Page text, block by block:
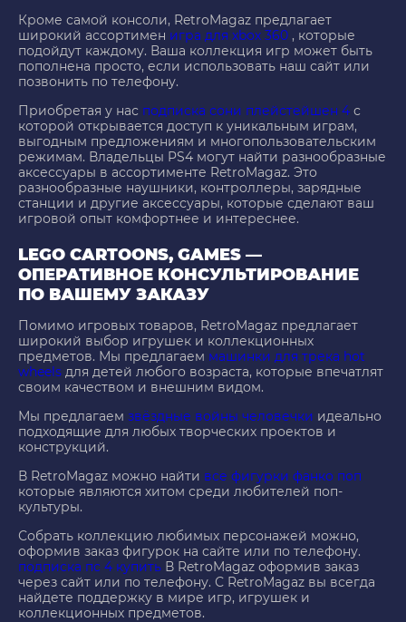
Кроме самой консоли, RetroMagaz предлагает
широкий ассортимен игра для xbox 360 , которые
подойдут каждому. Ваша коллекция игр может быть
пополнена просто, если использовать наш сайт или
позвонить по телефону.
Приобретая у нас подписка сони плейстейшен 4 с
которой открывается доступ к уникальным играм,
выгодным предложениям и многопользовательским
режимам. Владельцы PS4 могут найти разнообразные
аксессуары в ассортименте RetroMagaz. Это
разнообразные наушники, контроллеры, зарядные
станции и другие аксессуары, которые сделают ваш
игровой опыт комфортнее и интереснее.
LEGO CARTOONS, GAMES —
ОПЕРАТИВНОЕ КОНСУЛЬТИРОВАНИЕ
ПО ВАШЕМУ ЗАКАЗУ
Помимо игровых товаров, RetroMagaz предлагает
широкий выбор игрушек и коллекционных
предметов. Мы предлагаем машинки для трека hot
wheels для детей любого возраста, которые впечатлят
своим качеством и внешним видом.
Мы предлагаем звёздные войны человечки идеально
подходящие для любых творческих проектов и
конструкций.
В RetroMagaz можно найти все фигурки фанко поп
которые являются хитом среди любителей поп-
культуры.
Собрать коллекцию любимых персонажей можно,
оформив заказ фигурок на сайте или по телефону.
подписка пс 4 купить В RetroMagaz оформив заказ
через сайт или по телефону. С RetroMagaz вы всегда
найдете поддержку в мире игр, игрушек и
коллекционных предметов.